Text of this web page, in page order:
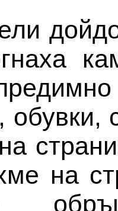
обувки,
на